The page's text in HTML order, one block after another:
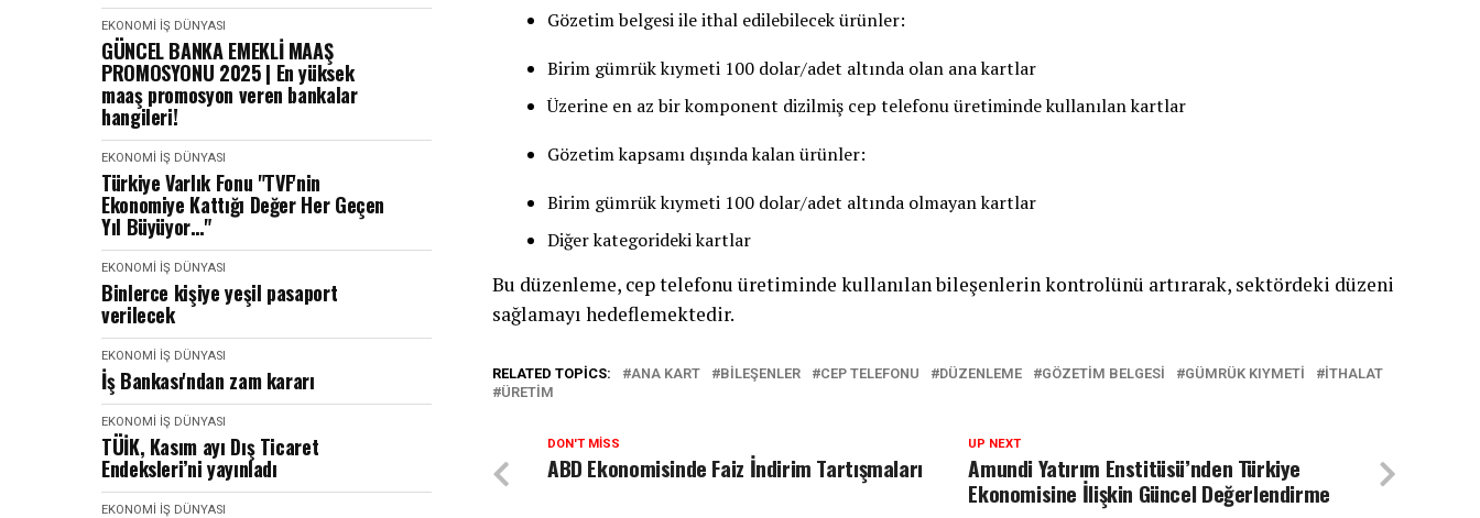
EKONOMI İŞ DÜNYASI
GÜNCEL BANKA EMEKLİ MAAŞ
PROMOSYONU 2025 | En yüksek
maaş promosyon veren bankalar
hangileri!
EKONOMI İŞ DÜNYASI
Türkiye Varlık Fonu "TVF'nin
Ekonomiye Kattığı Değer Her Geçen
Yıl Büyüyor…"
EKONOMI İŞ DÜNYASI
Binlerce kişiye yeşil pasaport
verilecek
EKONOMI İŞ DÜNYASI
İş Bankası'ndan zam kararı
EKONOMI İŞ DÜNYASI
TÜİK, Kasım ayı Dış Ticaret
Endeksleri’ni yayınladı
EKONOMI İŞ DÜNYASI
Gözetim belgesi ile ithal edilebilecek ürünler:
Birim gümrük kıymeti 100 dolar/adet altında olan ana kartlar
Üzerine en az bir komponent dizilmiş cep telefonu üretiminde kullanılan kartlar
Gözetim kapsamı dışında kalan ürünler:
Birim gümrük kıymeti 100 dolar/adet altında olmayan kartlar
Diğer kategorideki kartlar
Bu düzenleme, cep telefonu üretiminde kullanılan bileşenlerin kontrolünü artırarak, sektördeki düzeni
sağlamayı hedeflemektedir.
RELATED TOPICS: ANA KART BILEŞENLER CEP TELEFONU DÜZENLEME GÖZETIM BELGESI GÜMRÜK KIYMETI
ITHALAT
ÜRETIM
UP NEXT
Amundi Yatırım Enstitüsü’nden Türkiye
Ekonomisine İlişkin Güncel Değerlendirme
DON'T MISS
ABD Ekonomisinde Faiz İndirim Tartışmaları